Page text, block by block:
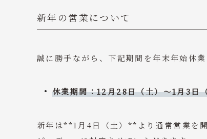
新年の営業について
誠に勝手ながら、下記期間を年末年始休業
休業期間：12月28日（土）～1月3日
新年は**1月4日（土）**より通常営業を